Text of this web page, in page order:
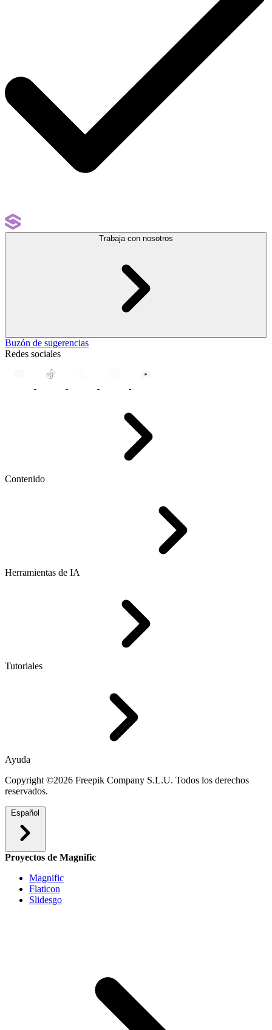
Trabaja con nosotros
Buzón de sugerencias
Redes sociales
Contenido
Herramientas de IA
Tutoriales
Ayuda
Copyright ©2026 Freepik Company S.L.U. Todos los derechos
reservados.
Español
Proyectos de Magnific
Magnific
Flaticon
Slidesgo